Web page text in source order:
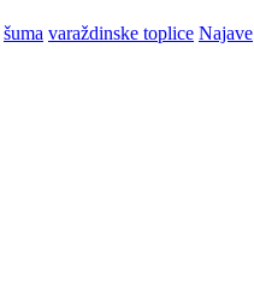
šuma varaždinske toplice Najave